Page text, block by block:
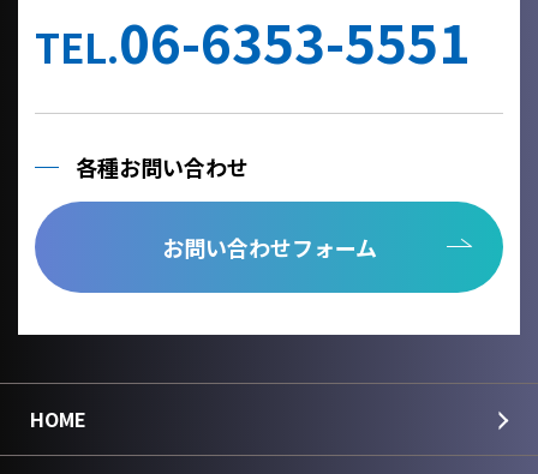
TEL.06-6353-5551
各種お問い合わせ
お問い合わせフォーム
HOME